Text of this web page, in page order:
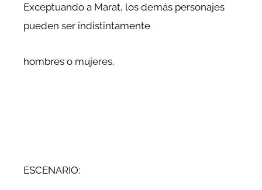
Exceptuando a Marat, los demás personajes
pueden ser indistintamente
hombres o mujeres.
ESCENARIO: